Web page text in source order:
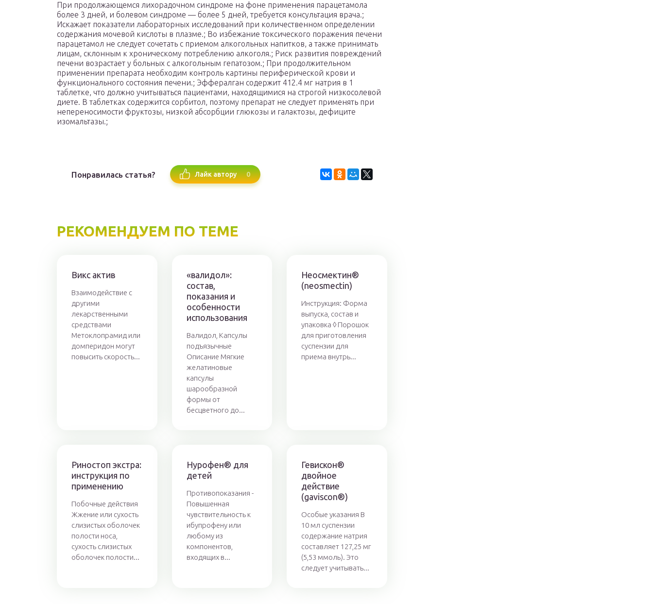
При продолжающемся лихорадочном синдроме на фоне применения парацетамола
более 3 дней, и болевом синдроме — более 5 дней, требуется консультация врача.;
Искажает показатели лабораторных исследований при количественном определении
содержания мочевой кислоты в плазме.; Во избежание токсического поражения печени
парацетамол не следует сочетать с приемом алкогольных напитков, а также принимать
лицам, склонным к хроническому потреблению алкоголя.; Риск развития повреждений
печени возрастает у больных с алкогольным гепатозом.; При продолжительном
применении препарата необходим контроль картины периферической крови и
функционального состояния печени.; Эффералган содержит 412.4 мг натрия в 1
таблетке, что должно учитываться пациентами, находящимися на строгой низкосолевой
диете. В таблетках содержится сорбитол, поэтому препарат не следует применять при
непереносимости фруктозы, низкой абсорбции глюкозы и галактозы, дефиците
изомальтазы.;
Понравилась статья? Лайк автору 0
РЕКОМЕНДУЕМ ПО ТЕМЕ
Викс актив
Взаимодействие с
другими
лекарственными
средствами
Метоклопрамид или
домперидон могут
повысить скорость...
«валидол»:
состав,
показания и
особенности
использования
Валидол, Капсулы
подъязычные
Описание Мягкие
желатиновые
капсулы
шарообразной
формы от
бесцветного до...
Неосмектин®
(neosmectin)
Инструкция: Форма
выпуска, состав и
упаковка ◊ Порошок
для приготовления
суспензии для
приема внутрь...
Риностоп экстра:
инструкция по
применению
Побочные действия
Жжение или сухость
слизистых оболочек
полости носа,
сухость слизистых
оболочек полости...
Нурофен® для
детей
Противопоказания -
Повышенная
чувствительность к
ибупрофену или
любому из
компонентов,
входящих в...
Гевискон®
двойное
действие
(gaviscon®)
Особые указания В
10 мл суспензии
содержание натрия
составляет 127,25 мг
(5,53 ммоль). Это
следует учитывать...